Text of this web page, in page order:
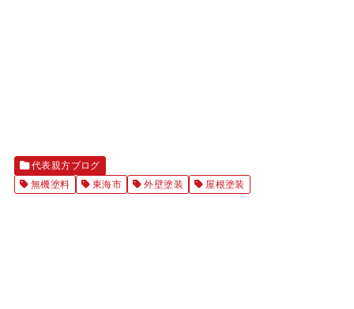
代表親方ブログ
無機塗料
東海市 外壁塗装 屋根塗装